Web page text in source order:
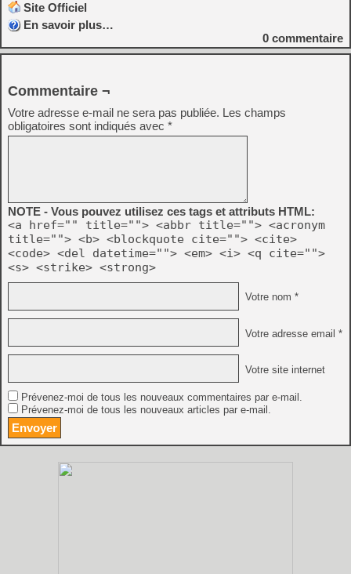
Site Officiel
En savoir plus…
0 commentaire
Commentaire ¬
Votre adresse e-mail ne sera pas publiée. Les champs
obligatoires sont indiqués avec *
NOTE - Vous pouvez utilisez ces tags et attributs HTML:
<a href="" title=""> <abbr title=""> <acronym
title=""> <b> <blockquote cite=""> <cite>
<code> <del datetime=""> <em> <i> <q cite="">
<s> <strike> <strong>
Votre nom *
Votre adresse email *
Votre site internet
Prévenez-moi de tous les nouveaux commentaires par e-mail.
Prévenez-moi de tous les nouveaux articles par e-mail.